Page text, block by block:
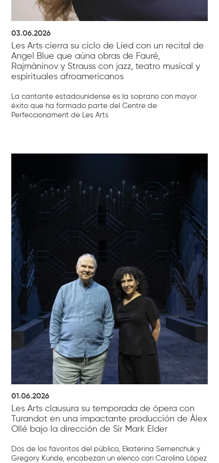
03.06.2026
Les Arts cierra su ciclo de Lied con un recital de
Angel Blue que aúna obras de Fauré,
Rajmáninov y Strauss con jazz, teatro musical y
espirituales afroamericanos
La cantante estadounidense es la soprano con mayor
éxito que ha formado parte del Centre de
Perfeccionament de Les Arts
01.06.2026
Les Arts clausura su temporada de ópera con
Turandot en una impactante producción de Àlex
Ollé bajo la dirección de Sir Mark Elder
Dos de los favoritos del público, Ekaterina Semenchuk y
Gregory Kunde, encabezan un elenco con Carolina López